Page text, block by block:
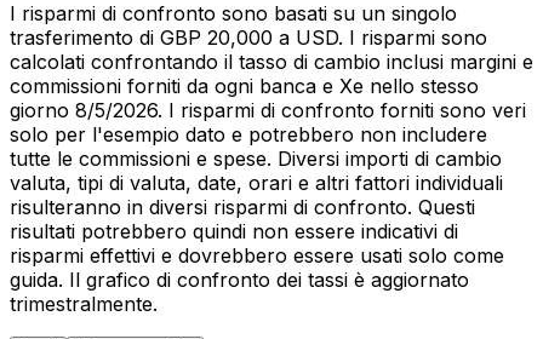
I risparmi di confronto sono basati su un singolo
trasferimento di GBP 20,000 a USD. I risparmi sono
calcolati confrontando il tasso di cambio inclusi margini e
commissioni forniti da ogni banca e Xe nello stesso
giorno 8/5/2026. I risparmi di confronto forniti sono veri
solo per l'esempio dato e potrebbero non includere
tutte le commissioni e spese. Diversi importi di cambio
valuta, tipi di valuta, date, orari e altri fattori individuali
risulteranno in diversi risparmi di confronto. Questi
risultati potrebbero quindi non essere indicativi di
risparmi effettivi e dovrebbero essere usati solo come
guida. Il grafico di confronto dei tassi è aggiornato
trimestralmente.